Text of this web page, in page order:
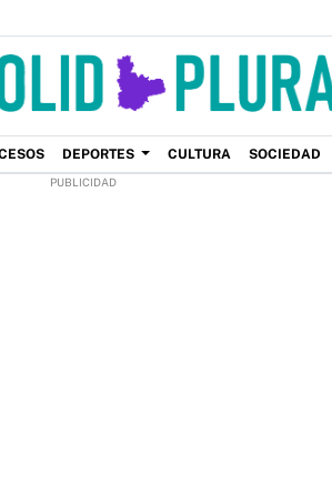
DEPORTES CULTURA SOCIEDAD